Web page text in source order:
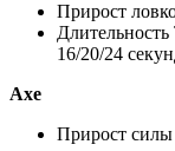
Прирост
16/20/24
Axe
Прирост силы